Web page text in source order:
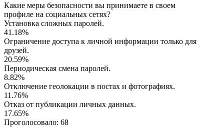
Какие меры безопасности вы принимаете в своем
профиле на социальных сетях?
Установка сложных паролей.
41.18%
Ограничение доступа к личной информации только для
друзей.
20.59%
Периодическая смена паролей.
8.82%
Отключение геолокации в постах и фотографиях.
11.76%
Отказ от публикации личных данных.
17.65%
Проголосовало: 68